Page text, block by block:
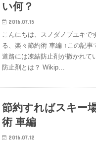
い何？
2016.07.15
こんにちは、スノダノブユキで
る、楽々節約術 車編 ↑この記事
道路には凍結防止剤が撒かれ
防止剤とは？ Wikip…
節約すればスキー
術 車編
2016.07.12